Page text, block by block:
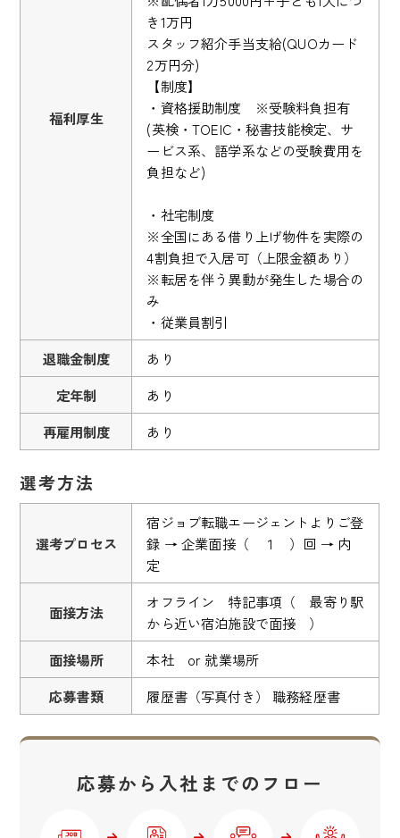
福利厚生
き1万円
スタッフ紹介手当支給(QUOカード
2万円分)
【制度】
・資格援助制度 ※受験料負担有
(英検・TOEIC・秘書技能検定、サ
ービス系、語学系などの受験費用を
負担など)
・社宅制度
※全国にある借り上げ物件を実際の
4割負担で入居可（上限金額あり）
※転居を伴う異動が発生した場合の
み
・従業員割引
退職金制度
あり
定年制
あり
再雇用制度
あり
選考方法
選考プロセス
宿ジョブ転職エージェントよりご登
録 → 企業面接（ １ ）回 → 内
定
面接方法
オフライン 特記事項（ 最寄り駅
から近い宿泊施設で面接 ）
面接場所
本社 or 就業場所
応募書類
履歴書（写真付き） 職務経歴書
応募から入社までのフロー